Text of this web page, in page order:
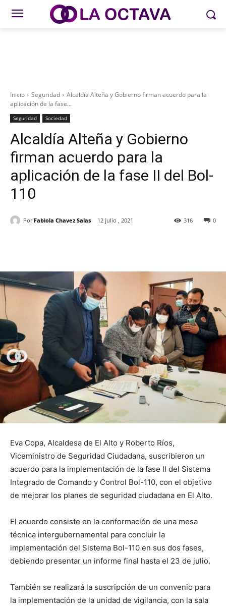
Inicio Seguridad
Alcaldía Alteña y Gobierno firman acuerdo para la
aplicación de la fase...
Seguridad Sociedad
Alcaldía Alteña y Gobierno
firman acuerdo para la
aplicación de la fase II del Bol-
110
Por Fabiola Chavez Salas 12 julio , 2021 0
316
Eva Copa, Alcaldesa de El Alto y Roberto Ríos,
Viceministro de Seguridad Ciudadana, suscribieron un
acuerdo para la implementación de la fase II del Sistema
Integrado de Comando y Control Bol-110, con el objetivo
de mejorar los planes de seguridad ciudadana en El Alto.
El acuerdo consiste en la conformación de una mesa
técnica intergubernamental para concluir la
implementación del Sistema Bol-110 en sus dos fases,
debiendo presentar un informe final hasta el 23 de julio.
También se realizará la suscripción de un convenio para
la implementación de la unidad de vigilancia, con la sala